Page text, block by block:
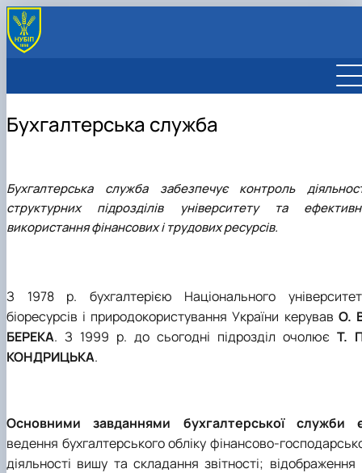
Бухгалтерська служба
Бухгалтерська служба забезпечує контроль
структурних підрозділів університету та
використання фінансових і трудових ресурсів.
З 1978 р. бухгалтерією Національного
біоресурсів і природокористування України керував О.
БЕРЕКА. З 1999 р. до сьогодні підрозділ очолює Т.
КОНДРИЦЬКА.
Основними завданнями бухгалтерської служби
ведення бухгалтерського обліку фінансово-
діяльності вишу та складання звітності; відображення